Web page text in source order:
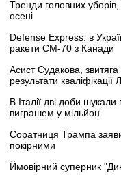
Тренди головних уборів,
осені
Defense Express: в
ракети CM-70 з Канади
Асист Судакова,
результати кваліфікації
В Італії дві доби
виграшем у мільйон
Соратниця Трампа
покірними
Ймовірний суперник